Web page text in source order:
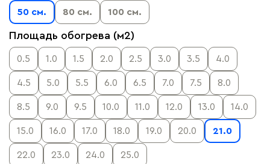
50 см. 80 см. 100 см.
Площадь обогрева (м2)
0.5 1.0 1.5 2.0 2.5 3.0 3.5 4.0
4.5 5.0 5.5 6.0 6.5 7.0 7.5 8.0
8.5 9.0 9.5 10.0 11.0 12.0 13.0 14.0
15.0 16.0 17.0 18.0 19.0 20.0 21.0
22.0 23.0 24.0 25.0